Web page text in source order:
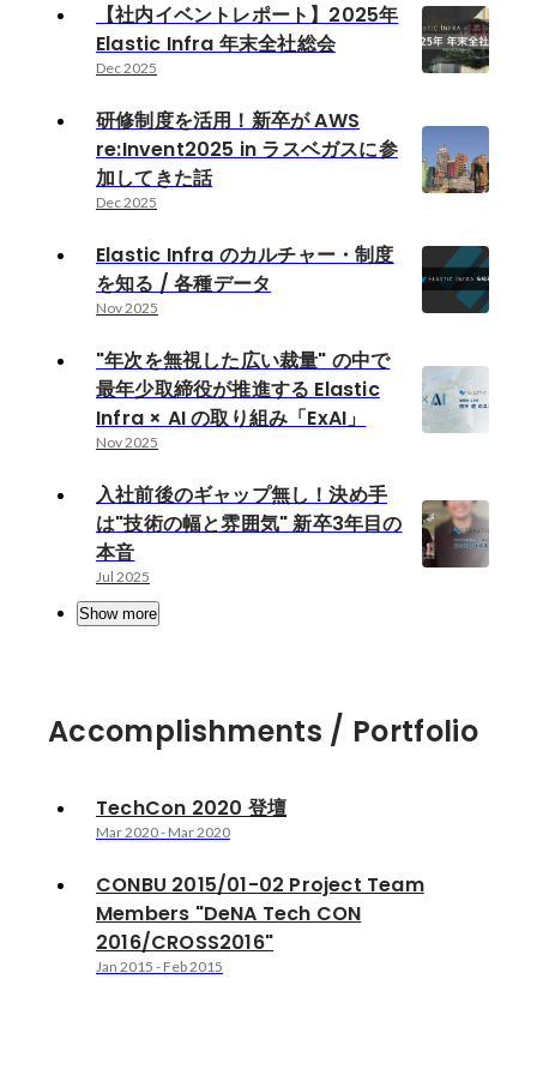
【社内イベントレポート】2025年
Elastic Infra 年末全社総会
Dec 2025
研修制度を活用！新卒が AWS
re:Invent2025 in ラスベガスに参
加してきた話
Dec 2025
Elastic Infra のカルチャー・制度
を知る / 各種データ
Nov 2025
"年次を無視した広い裁量" の中で
最年少取締役が推進する Elastic
Infra × AI の取り組み「ExAI」
Nov 2025
入社前後のギャップ無し！決め手
は"技術の幅と雰囲気" 新卒3年目の
本音
Jul 2025
Show more
Accomplishments / Portfolio
TechCon 2020 登壇
Mar 2020- Mar 2020
CONBU 2015/01-02 Project Team
Members "DeNA Tech CON
2016/CROSS2016"
Jan 2015 - Feb 2015